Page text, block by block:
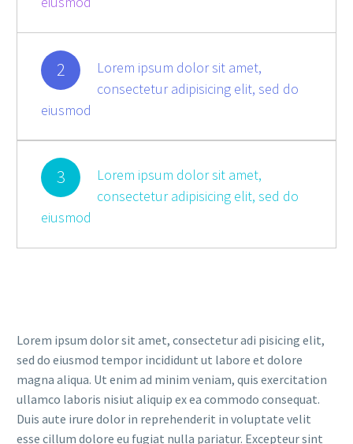
2
Lorem ipsum dolor sit amet,
consectetur adipisicing elit, sed do
eiusmod
3
Lorem ipsum dolor sit amet,
consectetur adipisicing elit, sed do
eiusmod
Lorem ipsum dolor sit amet, consectetur adi pisicing elit,
sed do eiusmod tempor incididunt ut labore et dolore
magna aliqua. Ut enim ad minim veniam, quis exercitation
ullamco laboris nisiut aliquip ex ea commodo consequat.
Duis aute irure dolor in reprehenderit in voluptate velit
esse cillum dolore eu fugiat nulla pariatur. Excepteur sint